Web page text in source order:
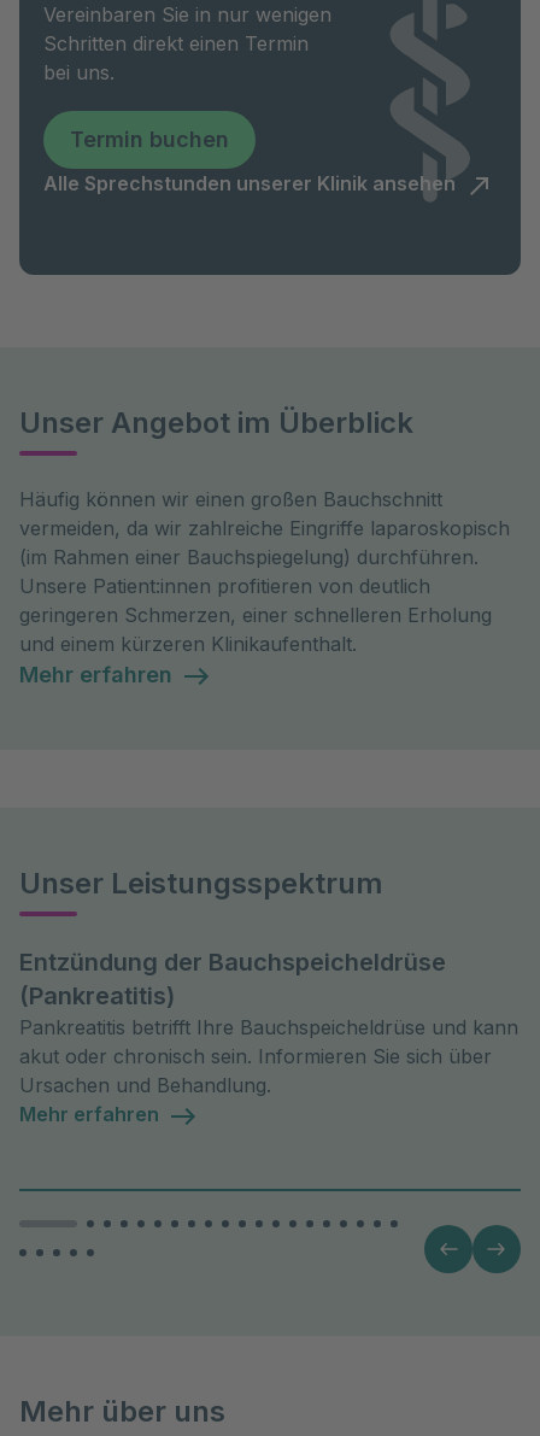
Vereinbaren Sie in nur wenigen
Schritten direkt einen Termin
bei uns.
Termin buchen
Alle Sprechstunden unserer Klinik ansehen
Unser Angebot im Überblick
Häufig können wir einen großen Bauchschnitt
vermeiden, da wir zahlreiche Eingriffe laparoskopisch
(im Rahmen einer Bauchspiegelung) durchführen.
Unsere Patient:innen profitieren von deutlich
geringeren Schmerzen, einer schnelleren Erholung
und einem kürzeren Klinikaufenthalt.
Mehr erfahren
Unser Leistungsspektrum
Entzündung der Bauchspeicheldrüse
(Pankreatitis)
Pankreatitis betrifft Ihre Bauchspeicheldrüse und kann
akut oder chronisch sein. Informieren Sie sich über
Ursachen und Behandlung.
Mehr erfahren
Mehr über uns